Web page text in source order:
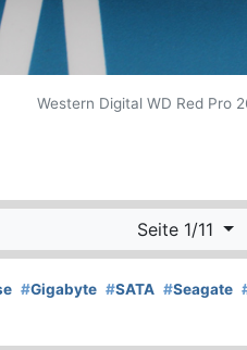
Western Digital WD Red Pro
Seite 1/11
#Gigabyte #SATA #Seagate